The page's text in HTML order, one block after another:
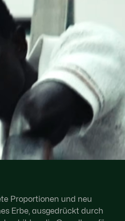
Kunststoff
an der Spitze
Schuh: 260 g
Proportionen und neu
Erbe, ausgedrückt durch